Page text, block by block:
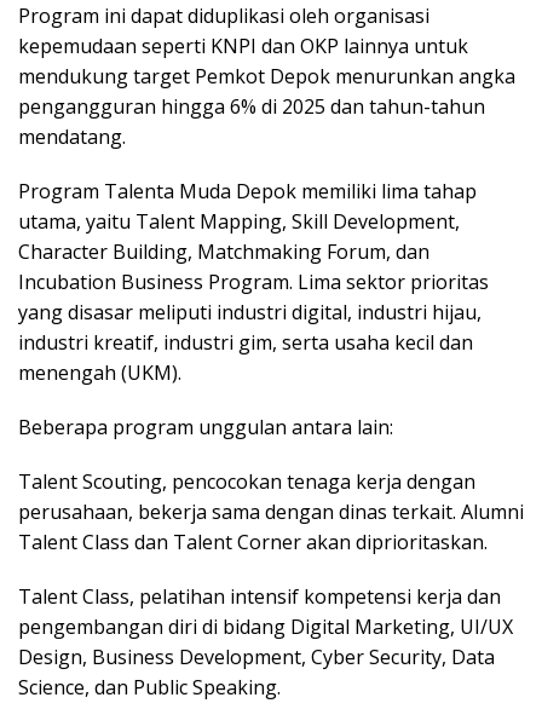
Program ini dapat diduplikasi oleh organisasi
kepemudaan seperti KNPI dan OKP lainnya untuk
mendukung target Pemkot Depok menurunkan angka
pengangguran hingga 6% di 2025 dan tahun-tahun
mendatang.
Program Talenta Muda Depok memiliki lima tahap
utama, yaitu Talent Mapping, Skill Development,
Character Building, Matchmaking Forum, dan
Incubation Business Program. Lima sektor prioritas
yang disasar meliputi industri digital, industri hijau,
industri kreatif, industri gim, serta usaha kecil dan
menengah (UKM).
Beberapa program unggulan antara lain:
Talent Scouting, pencocokan tenaga kerja dengan
perusahaan, bekerja sama dengan dinas terkait. Alumni
Talent Class dan Talent Corner akan diprioritaskan.
Talent Class, pelatihan intensif kompetensi kerja dan
pengembangan diri di bidang Digital Marketing, UI/UX
Design, Business Development, Cyber Security, Data
Science, dan Public Speaking.